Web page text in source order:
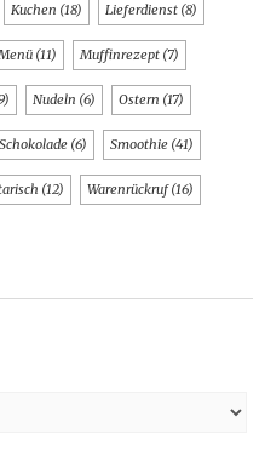
Kuchen (18) Lieferdienst (8)
(11) Muffinrezept (7)
Nudeln (6) Ostern (17)
Schokolade (6) Smoothie (41)
(12) Warenrückruf(16)